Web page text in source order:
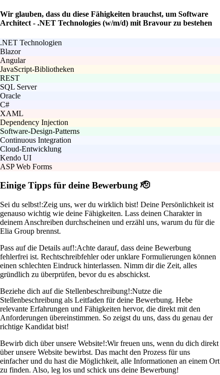
Wir glauben, dass du diese Fähigkeiten brauchst, um Software
Architect - .NET Technologies (w/m/d) mit Bravour zu bestehen
.NET Technologien
Blazor
Angular
JavaScript-Bibliotheken
REST
SQL Server
Oracle
C#
XAML
Dependency Injection
Software-Design-Patterns
Continuous Integration
Cloud-Entwicklung
Kendo UI
ASP Web Forms
Einige Tipps für deine Bewerbung 🫡
Sei du selbst!:Zeig uns, wer du wirklich bist! Deine Persönlichkeit ist
genauso wichtig wie deine Fähigkeiten. Lass deinen Charakter in
deinem Anschreiben durchscheinen und erzähl uns, warum du für die
Elia Group brennst.
Pass auf die Details auf!:Achte darauf, dass deine Bewerbung
fehlerfrei ist. Rechtschreibfehler oder unklare Formulierungen können
einen schlechten Eindruck hinterlassen. Nimm dir die Zeit, alles
gründlich zu überprüfen, bevor du es abschickst.
Beziehe dich auf die Stellenbeschreibung!:Nutze die
Stellenbeschreibung als Leitfaden für deine Bewerbung. Hebe
relevante Erfahrungen und Fähigkeiten hervor, die direkt mit den
Anforderungen übereinstimmen. So zeigst du uns, dass du genau der
richtige Kandidat bist!
Bewirb dich über unsere Website!:Wir freuen uns, wenn du dich direkt
über unsere Website bewirbst. Das macht den Prozess für uns
einfacher und du hast die Möglichkeit, alle Informationen an einem Ort
zu finden. Also, leg los und schick uns deine Bewerbung!